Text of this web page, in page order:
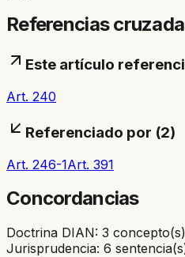
Referencias
Este artículo
Art. 240
Referenciado por (2)
Art. 246-1Art. 391
Concordancias
Doctrina DIAN: 3
Jurisprudencia: 6